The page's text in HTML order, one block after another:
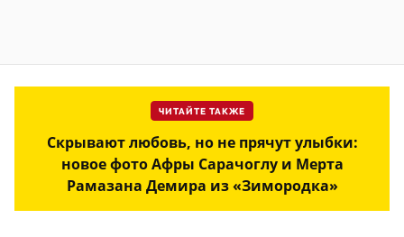
ЧИТАЙТЕ ТАКЖЕ
Скрывают любовь, но не прячут улыбки:
новое фото Афры Сарачоглу и Мерта
Рамазана Демира из «Зимородка»